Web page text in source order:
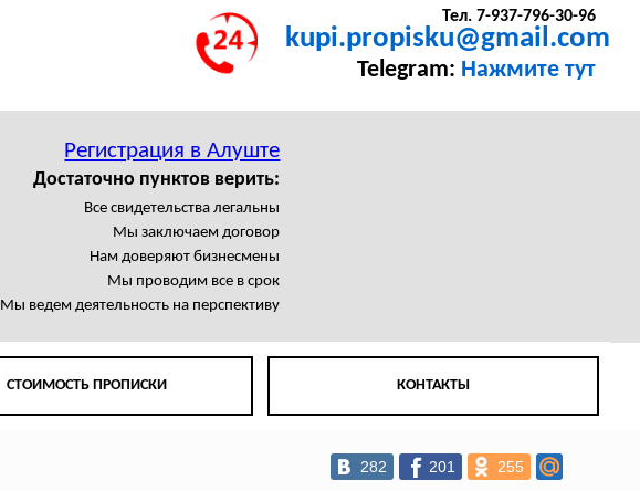
Тел. 7-937-796-30-96
kupi.propisku@gmail.com
Telegram: Нажмите тут
Регистрация в Алуште
Достаточно пунктов верить:
Все свидетельства легальны
Мы заключаем договор
Нам доверяют бизнесмены
Мы проводим все в срок
Мы ведем деятельность на перспективу
СТОИМОСТЬ ПРОПИСКИ КОНТАКТЫ
282 201 255